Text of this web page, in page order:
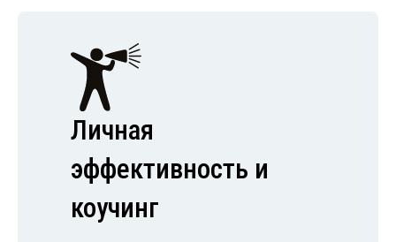
Личная
эффективность и
коучинг